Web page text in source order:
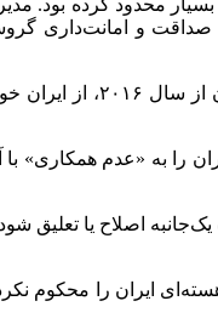
و امانت‌داری
تروئیکای اروپا و آمریکا در
را به «عدم
اصلاح یا تعلیق
ایران را محکوم